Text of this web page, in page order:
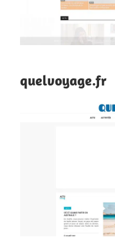
quelvoyage.fr